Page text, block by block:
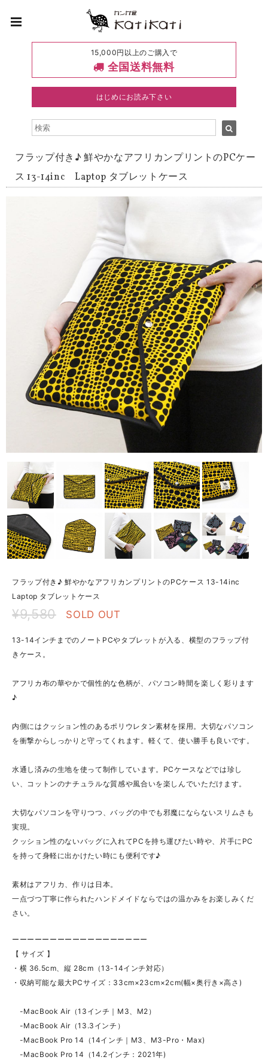
15,000円以上のご購入で
全国送料無料
はじめにお読み下さい
フラップ付き♪ 鮮やかなアフリカンプリントのPCケー
ス 13-14inc Laptop タブレットケース
フラップ付き♪ 鮮やかなアフリカンプリントのPCケース 13-14inc
Laptop タブレットケース
¥9,580 SOLD OUT
13-14インチまでのノートPCやタブレットが入る、横型のフラップ付
きケース。
アフリカ布の華やかで個性的な色柄が、パソコン時間を楽しく彩ります
♪
内側にはクッション性のあるポリウレタン素材を採用。大切なパソコン
を衝撃からしっかりと守ってくれます。軽くて、使い勝手も良いです。
水通し済みの生地を使って制作しています。PCケースなどでは珍し
い、コットンのナチュラルな質感や風合いを楽しんでいただけます。
大切なパソコンを守りつつ、バッグの中でも邪魔にならないスリムさも
実現。
クッション性のないバッグに入れてPCを持ち運びたい時や、片手にPC
を持って身軽に出かけたい時にも便利です♪
素材はアフリカ、作りは日本。
一点づつ丁寧に作られたハンドメイドならではの温かみをお楽しみくだ
さい。
ーーーーーーーーーーーーーーーーーー
【 サイズ 】
・横 36.5cm、縦 28cm（13-14インチ対応）
・収納可能な最大PCサイズ：33cm×23cm×2cm(幅×奥行き×高さ)
-MacBook Air（13インチ｜M3、M2）
-MacBook Air（13.3インチ）
-MacBook Pro 14（14インチ｜M3、M3-Pro・Max)
-MacBook Pro 14（14.2インチ：2021年)